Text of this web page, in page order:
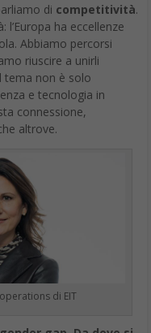
di competitività.
ha eccellenze
Abbiamo percorsi
riuscire a unirli
tema non è solo
e tecnologia in
connessione,
altrove.
di EIT